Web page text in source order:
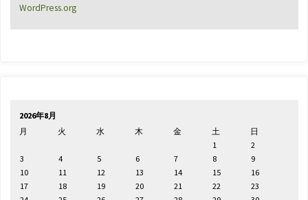
WordPress.org
2026年8月
月
火 水 木 金 土
日
1
2
3
4 5 6 7 8
9
10
11 12 13 14 15
16
17
18 19 20 21 22
23